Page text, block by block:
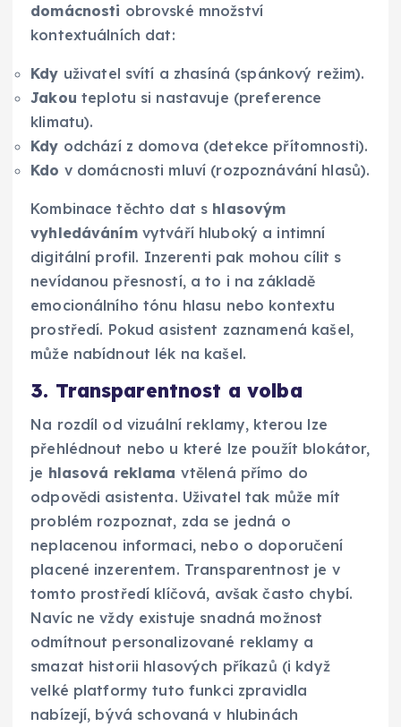
domácnosti obrovské množství
kontextuálních dat:
Kdy uživatel svítí a zhasíná (spánkový režim).
Jakou teplotu si nastavuje (preference
klimatu).
Kdy odchází z domova (detekce přítomnosti).
Kdo v domácnosti mluví (rozpoznávání hlasů).
Kombinace těchto dat s hlasovým
vyhledávánímvytváří hluboký a intimní
digitální profil. Inzerenti pak mohou cílit s
nevídanou přesností, a to i na základě
emocionálního tónu hlasu nebo kontextu
prostředí. Pokud asistent zaznamená kašel,
může nabídnout lék na kašel.
3. Transparentnost a volba
Na rozdíl od vizuální reklamy, kterou lze
přehlédnout nebo u které lze použít blokátor,
je hlasová reklama vtělená přímo do
odpovědi asistenta. Uživatel tak může mít
problém rozpoznat, zda se jedná o
neplacenou informaci, nebo o doporučení
placené inzerentem. Transparentnost je v
tomto prostředí klíčová, avšak často chybí.
Navíc ne vždy existuje snadná možnost
odmítnout personalizované reklamy a
smazat historii hlasových příkazů (i když
velké platformy tuto funkci zpravidla
nabízejí, bývá schovaná v hlubinách